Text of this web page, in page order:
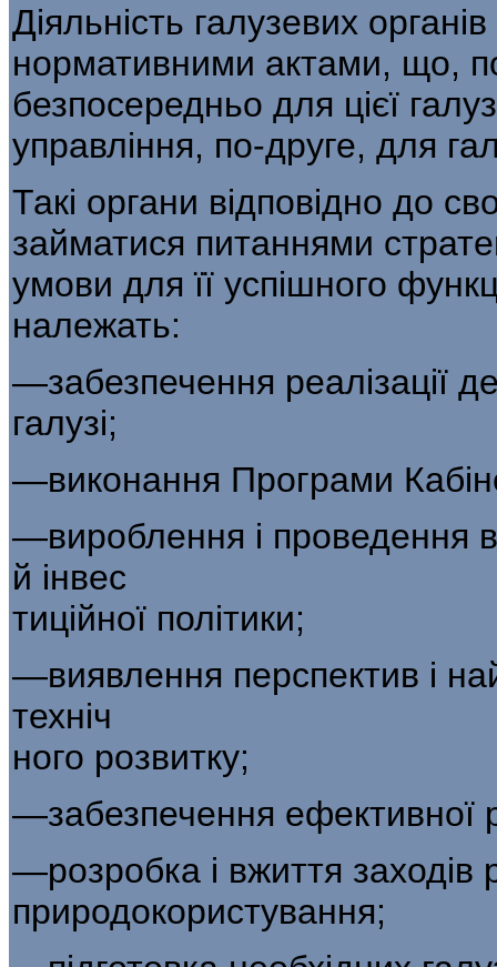
Діяльність галузевих
нормативни­ми актами, що,
безпосередньо для цієї
управління, по-друге, для
Такі органи відповідно до
займатися пи­таннями
умови для її успішного
належать:
—забезпечення реалізації
галузі;
—виконання Програми
—вироблення і проведення
й інвес­
тиційної політики;
—виявлення перспектив і
техніч­
ного розвитку;
—забезпечення ефективної
—розробка і вжиття заходів
природокористування;